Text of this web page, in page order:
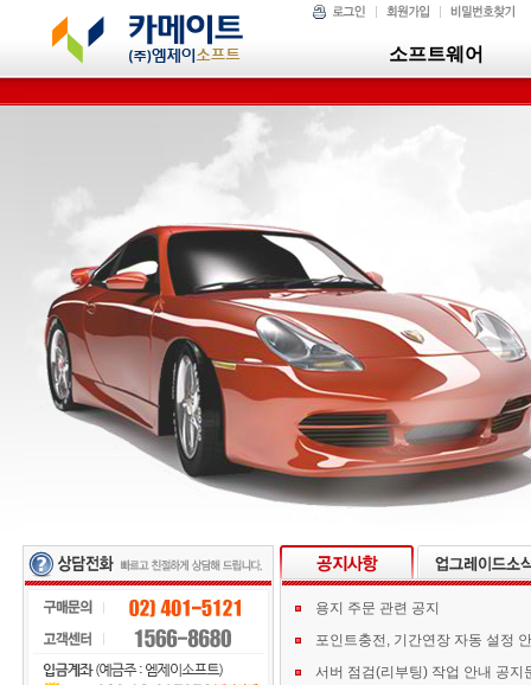
소프트웨어
용지 주문 관련 공지
포인트충전, 기간연장 자동 설정
서버 점검(리부팅) 작업 안내 공지